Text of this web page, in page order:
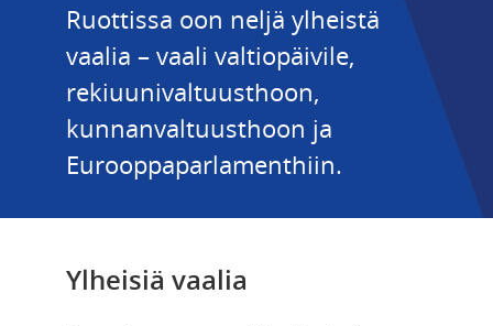
Ruottissa oon neljä ylheistä
vaalia – vaali valtiopäivile,
rekiuunivaltuusthoon,
kunnanvaltuusthoon ja
Eurooppaparlamenthiin.
Ylheisiä vaalia